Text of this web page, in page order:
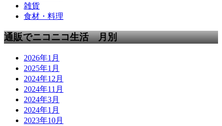
雑貨
食材・料理
通販でニコニコ生活 月別
2026年1月
2025年1月
2024年12月
2024年11月
2024年3月
2024年1月
2023年10月